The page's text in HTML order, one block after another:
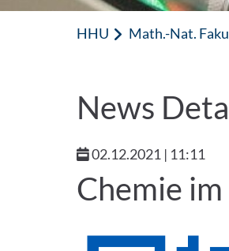
HHU Math.-Nat.
News
02.12.2021 | 11:11
Chemie